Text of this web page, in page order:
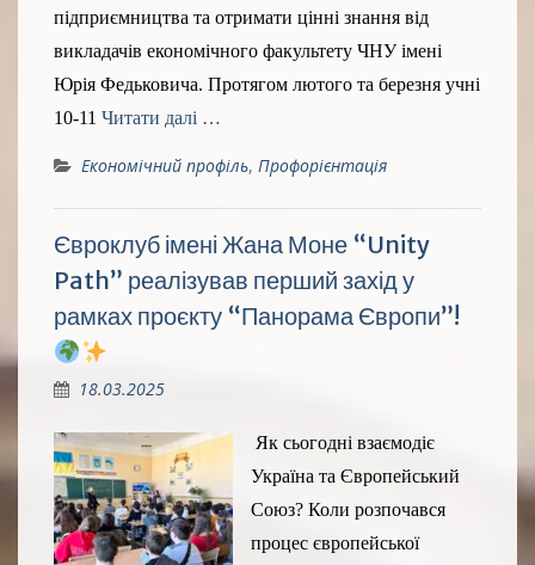
підприємництва та отримати цінні знання від
викладачів економічного факультету ЧНУ імені
Юрія Федьковича. Протягом лютого та березня учні
10-11 Читати далі …
Економічний профіль, Профорієнтація
Євроклуб імені Жана Моне “Unity
Path” реалізував перший захід у
рамках проєкту “Панорама Європи”!
18.03.2025
Як сьогодні взаємодіє
Україна та Європейський
Союз? Коли розпочався
процес європейської